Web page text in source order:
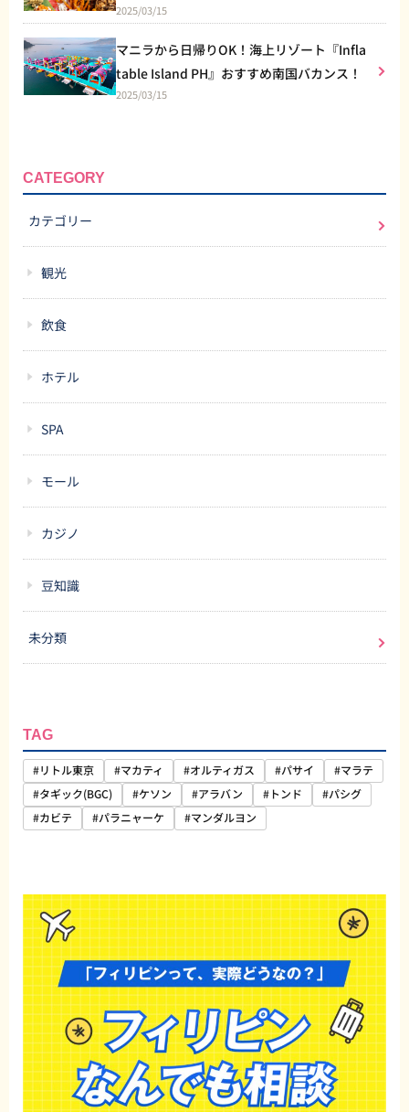
2025/03/15
マニラから日帰りOK！海上リゾート『Infla
table Island PH』おすすめ南国バカンス！
2025/03/15
CATEGORY
カテゴリー
観光
飲食
ホテル
SPA
モール
カジノ
豆知識
未分類
TAG
#リトル東京 #マカティ #オルティガス #パサイ
#マラテ
#タギック(BGC)
#ケソン #アラバン #トンド
#パシグ
#カビテ
#パラニャーケ #マンダルヨン